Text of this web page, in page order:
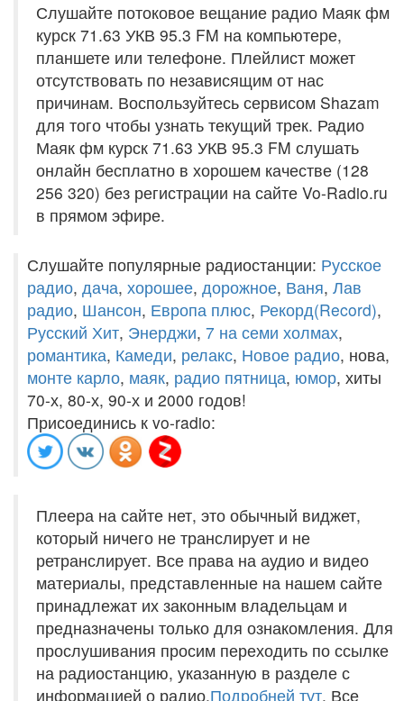
Слушайте потоковое вещание радио Маяк фм
курск 71.63 УКВ 95.3 FM на компьютере,
планшете или телефоне. Плейлист может
отсутствовать по независящим от нас
причинам. Воспользуйтесь сервисом Shazam
для того чтобы узнать текущий трек. Радио
Маяк фм курск 71.63 УКВ 95.3 FM слушать
онлайн бесплатно в хорошем качестве (128
256 320) без регистрации на сайте Vo-Radio.ru
в прямом эфире.
Слушайте популярные радиостанции: Русское
радио, дача, хорошее, дорожное, Ваня, Лав
радио, Шансон, Европа плюс, Рекорд(Record),
Русский Хит, Энерджи, 7 на семи холмах,
романтика, Камеди, релакс, Новое радио, нова,
монте карло, маяк, радио пятница, юмор, хиты
70-х, 80-х, 90-х и 2000 годов!
Присоединись к vo-radio:
Плеера на сайте нет, это обычный виджет,
который ничего не транслирует и не
ретранслирует. Все права на аудио и видео
материалы, представленные на нашем сайте
принадлежат их законным владельцам и
предназначены только для ознакомления. Для
прослушивания просим переходить по ссылке
на радиостанцию, указанную в разделе с
информацией о радио.Подробней тут. Все